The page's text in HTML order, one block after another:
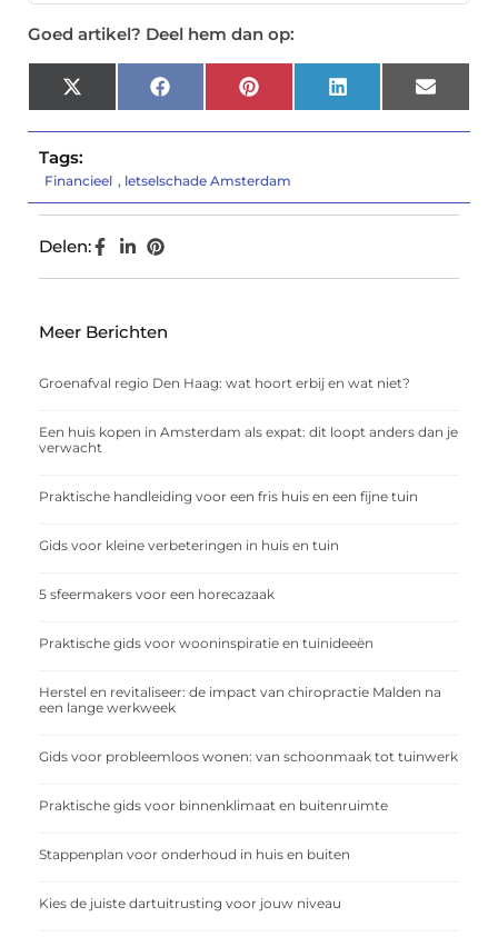
Goed artikel? Deel hem dan op:
X
(Twitter)
Facebook Pinterest LinkedIn Email
Tags:
Financieel , letselschade Amsterdam
Delen:
Meer Berichten
Groenafval regio Den Haag: wat hoort erbij en wat niet?
Een huis kopen in Amsterdam als expat: dit loopt anders dan je
verwacht
Praktische handleiding voor een fris huis en een fijne tuin
Gids voor kleine verbeteringen in huis en tuin
5 sfeermakers voor een horecazaak
Praktische gids voor wooninspiratie en tuinideeën
Herstel en revitaliseer: de impact van chiropractie Malden na
een lange werkweek
Gids voor probleemloos wonen: van schoonmaak tot tuinwerk
Praktische gids voor binnenklimaat en buitenruimte
Stappenplan voor onderhoud in huis en buiten
Kies de juiste dartuitrusting voor jouw niveau